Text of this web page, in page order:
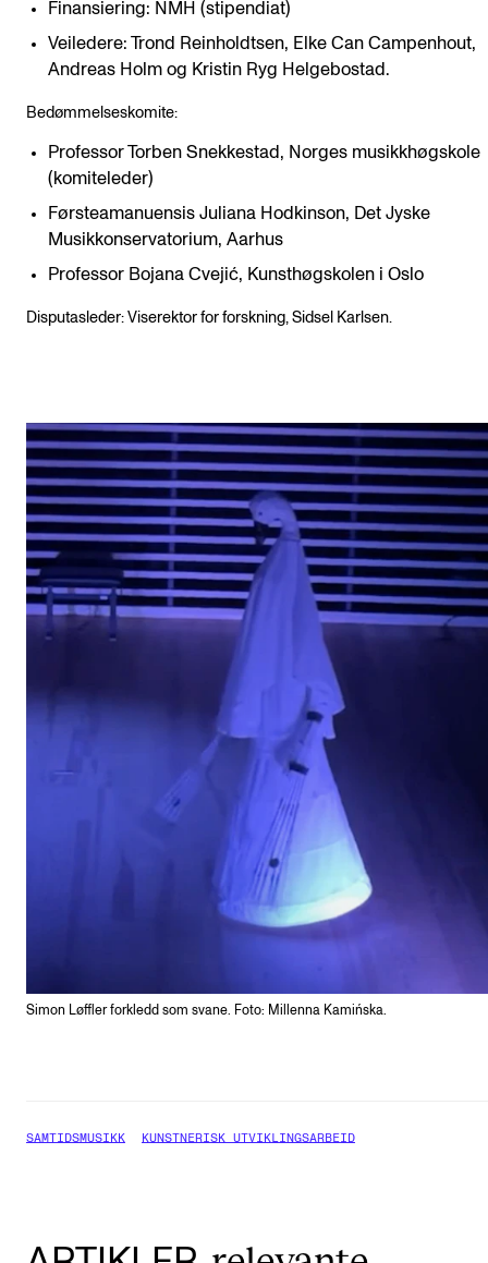
Finansiering: NMH (stipendiat)
Veiledere: Trond Reinholdtsen, Elke Can Campenhout,
Andreas Holm og Kristin Ryg Helgebostad.
Bedømmelseskomite:
Professor Torben Snekkestad, Norges musikkhøgskole
(komiteleder)
Førsteamanuensis Juliana Hodkinson, Det Jyske
Musikkonservatorium, Aarhus
Professor Bojana Cvejić, Kunsthøgskolen i Oslo
Disputasleder: Viserektor for forskning, Sidsel Karlsen.
Simon Løffler forkledd som svane. Foto: Millenna Kamińska.
SAMTIDSMUSIKK KUNSTNERISK UTVIKLINGSARBEID